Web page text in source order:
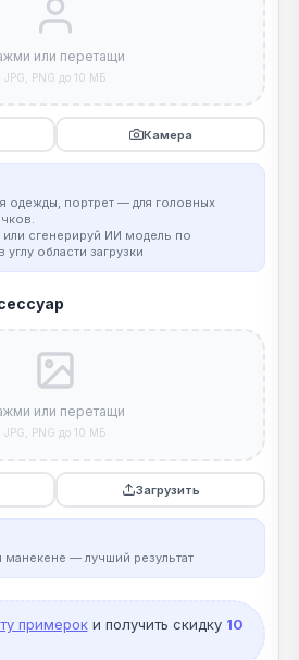
или перетащи
JPG, PNG до 10 МБ
Камера
одежды, портрет — для головных
или сгенерируй ИИ модель по
области загрузки
или перетащи
JPG, PNG до 10 МБ
Загрузить
манекене — лучший результат
примероки получить скидку 10